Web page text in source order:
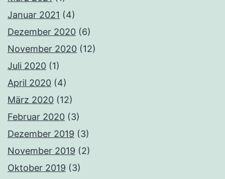
Januar 2021 (4)
Dezember 2020 (6)
November 2020 (12)
Juli 2020 (1)
April 2020 (4)
März 2020 (12)
Februar 2020 (3)
Dezember 2019 (3)
November 2019 (2)
Oktober 2019 (3)